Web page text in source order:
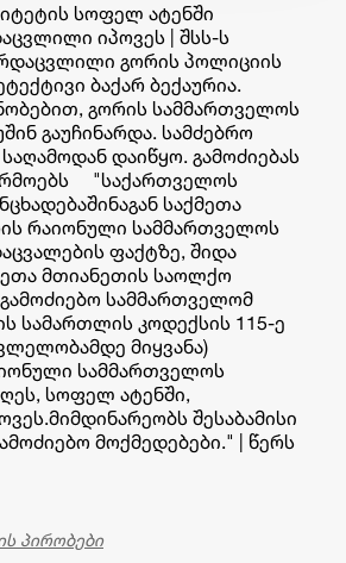
სოფელ ატენში
იპოვეს | შსს-ს
გორის პოლიციის
ბაქარ ბექაურია.
გორის სამმართველოს
გაუჩინარდა. სამძებრო
საღამოდან დაიწყო. გამოძიებას
"საქართველოს
საქმეთა
რაიონული სამმართველოს
ფაქტზე, შიდა
მთიანეთის საოლქო
სამმართველომ
სამართლის კოდექსის 115-ე
მიყვანა)
სამმართველოს
სოფელ ატენში,
შესაბამისი
მოქმედებები." | წერს
პირობები